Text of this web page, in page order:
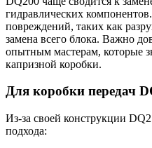
гидравлических
повреждений, таких как
замена всего блока. Важно
опытным мастерам, которые
капризной коробки.
Для коробки передач
Из-за своей конструкции
подхода: